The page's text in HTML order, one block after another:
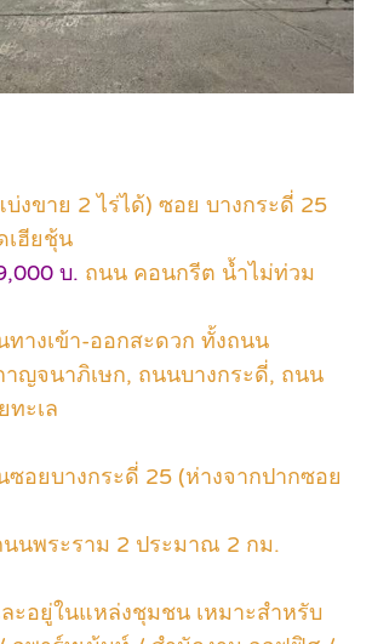
งขาย 2 ไร่ได้) ซอย บางกระดี่ 25
เฮียชุ้น
บ. ถนน คอนกรีต น้ำไม่ท่วม
ทางเข้า-ออกสะดวก ทั้งถนน
ญจนาภิเษก, ถนนบางกระดี่, ถนน
ทะเล
อยบางกระดี่ 25 (ห่างจากปากซอย
นพระราม 2 ประมาณ 2 กม.
ะอยู่ในแหล่งชุมชน เหมาะสำหรับ